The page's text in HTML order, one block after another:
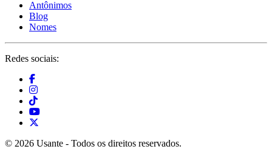
Antônimos
Blog
Nomes
Redes sociais:
© 2026 Usante - Todos os direitos reservados.